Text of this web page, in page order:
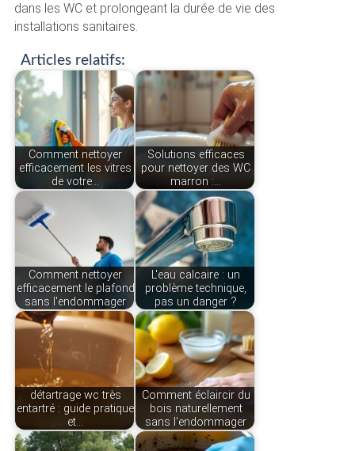
dans les WC et prolongeant la durée de vie des
installations sanitaires.
Articles relatifs:
Comment nettoyer
efficacement les vitres
de votre…
Solutions efficaces
pour nettoyer des WC
marron :…
Comment nettoyer
efficacement le plafond
sans l'endommager
L'eau calcaire : un
problème technique,
pas un danger ?
détartrage wc très
entartré : guide pratique
et…
Comment éclaircir du
bois naturellement
sans l’endommager